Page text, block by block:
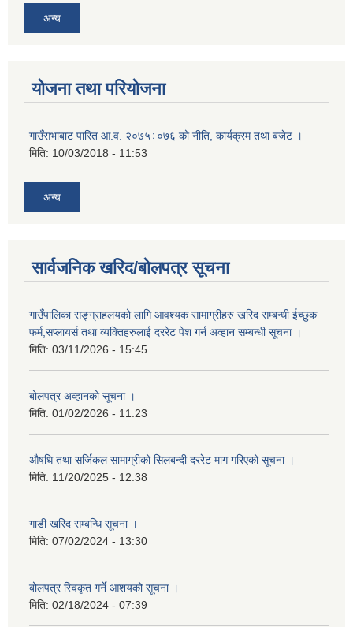
अन्य
योजना तथा परियोजना
गाउँसभाबाट पारित आ.व. २०७५÷०७६ को नीति, कार्यक्रम तथा बजेट ।
मिति: 10/03/2018 - 11:53
अन्य
सार्वजनिक खरिद/बोलपत्र सूचना
गाउँपालिका सङ्ग्राहलयको लागि आवश्यक सामाग्रीहरु खरिद सम्बन्धी ईच्छुक
फर्म,सप्लायर्स तथा व्यक्तिहरुलाई दररेट पेश गर्न अव्हान सम्बन्धी सूचना ।
मिति: 03/11/2026 - 15:45
बोलपत्र अव्हानको सूचना ।
मिति: 01/02/2026 - 11:23
औषधि तथा सर्जिकल सामाग्रीको सिलबन्दी दररेट माग गरिएको सूचना ।
मिति: 11/20/2025 - 12:38
गाडी खरिद सम्बन्धि सूचना ।
मिति: 07/02/2024 - 13:30
बोलपत्र स्विकृत गर्ने आशयको सूचना ।
मिति: 02/18/2024 - 07:39